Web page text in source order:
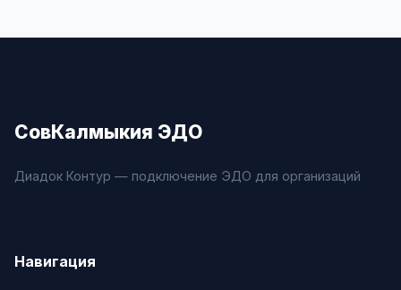
СовКалмыкия ЭДО
Диадок Контур — подключение ЭДО для организаций
Навигация